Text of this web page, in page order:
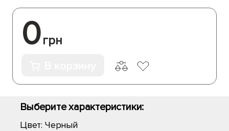
0грн
Выберите характеристики:
Цвет: Черный